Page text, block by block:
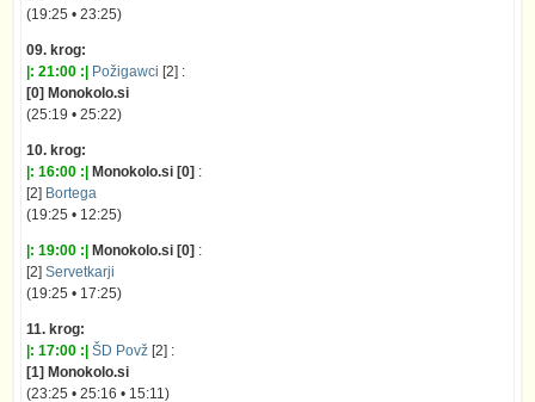
(19:25 • 23:25)
09. krog:
|: 21:00 :| Požigawci [2] :
[0] Monokolo.si
(25:19 • 25:22)
10. krog:
|: 16:00 :| Monokolo.si [0] :
[2] Bortega
(19:25 • 12:25)
|: 19:00 :| Monokolo.si [0] :
[2] Servetkarji
(19:25 • 17:25)
11. krog:
|: 17:00 :| ŠD Povž [2] :
[1] Monokolo.si
(23:25 • 25:16 • 15:11)